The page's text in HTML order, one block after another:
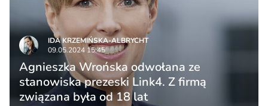
IDA KRZEMIŃSKA-ALBRYCHT
09.05.2024 15:45
Agnieszka Wrońska odwołana ze
stanowiska prezeski Link4. Z firmą
związana była od 18 lat